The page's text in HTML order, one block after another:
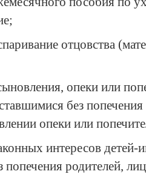
отцовства
опеки или
без
опеки или
интересов детей-
попечения родителей,